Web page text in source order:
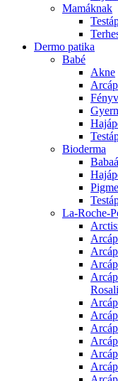
Mamáknak
Dermo patika
Babé
Akne
Bioderma
La-Roche-